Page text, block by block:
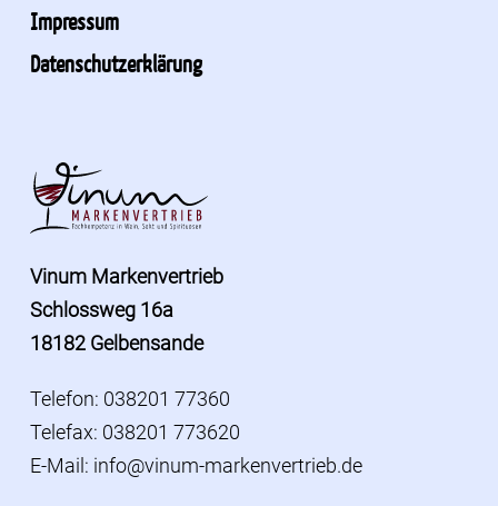
Impressum
Datenschutzerklärung
Vinum Markenvertrieb
Schlossweg 16a
18182 Gelbensande
Telefon: 038201 77360
Telefax: 038201 773620
E-Mail: info@vinum-markenvertrieb.de